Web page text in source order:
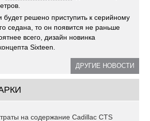
будет решено приступить к серийному
седана, то он появится не раньше
всего, дизайн новинка
Sixteen.
ДРУГИЕ НОВОСТИ
на содержание Cadillac CTS